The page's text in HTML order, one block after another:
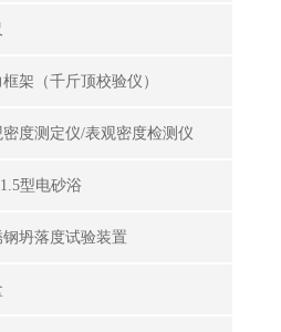
架（千斤顶校验仪）
密度测定仪/表观密度检测仪
型电砂浴
钢坍落度试验装置